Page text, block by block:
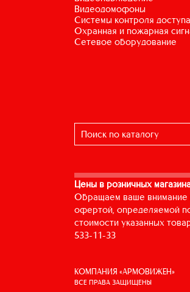
видеодомофоны
системы контроля
охранная и пожарная
сетевое оборудование
Цены в розничных
Обращаем ваше внимание
офертой, определяемой
стоимости указанных
533-11-33
КОМПАНИЯ «АРМОВИЖЕН»
ВСЕ ПРАВА ЗАЩИЩЕНЫ